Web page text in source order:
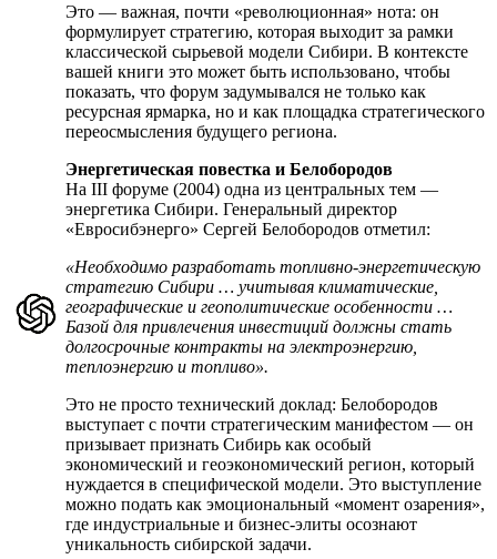
Это — важная, почти «революционная» нота: он
формулирует стратегию, которая выходит за рамки
классической сырьевой модели Сибири. В контексте
вашей книги это может быть использовано, чтобы
показать, что форум задумывался не только как
ресурсная ярмарка, но и как площадка стратегического
переосмысления будущего региона.
Энергетическая повестка и Белобородов
На III форуме (2004) одна из центральных тем —
энергетика Сибири. Генеральный директор
«Евросибэнерго» Сергей Белобородов отметил:
«Необходимо разработать топ­ливно-энергетическую
стратегию Сибири … учитывая климатические,
географические и геополитические особенности …
Базой для привлечения инвестиций должны стать
долгосрочные контракты на электроэнергию,
теплоэнергию и топливо».
Это не просто технический доклад: Белобородов
выступает с почти стратегическим манифестом — он
призывает признать Сибирь как особый
экономический и геоэкономический регион, который
нуждается в специфической модели. Это выступление
можно подать как эмоциональный «момент озарения»,
где индустриальные и бизнес-элиты осознают
уникальность сибирской задачи.